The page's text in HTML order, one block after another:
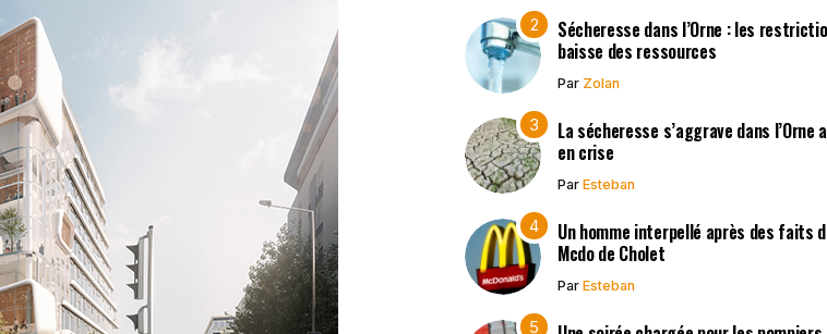
Sécheresse dans l’Orne : les
baisse des ressources
Par Zolan
La sécheresse s’aggrave dans
en crise
Par Esteban
Un homme interpellé après des faits
Mcdo de Cholet
Par Esteban